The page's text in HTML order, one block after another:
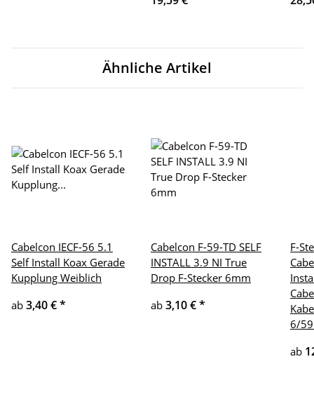
Ähnliche Artikel
Cabelcon IECF-56 5.1
Self Install Koax Gerade
Kupplung Weiblich
ab 3,40 €*
Cabelcon F-59-TD SELF
INSTALL 3.9 NI True
Drop F-Stecker 6mm
ab 3,10 €*
F-
6/
ab